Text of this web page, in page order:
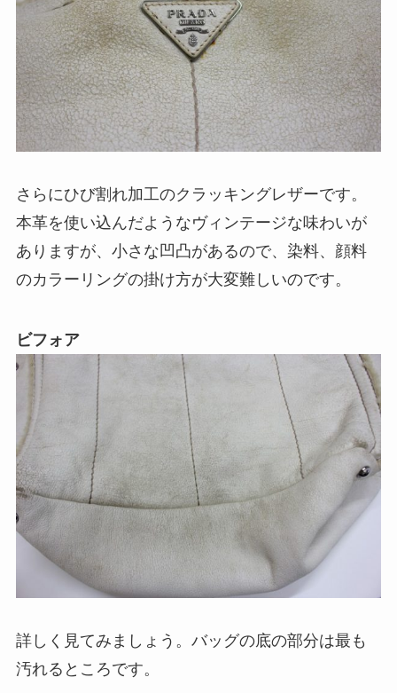
さらにひび割れ加工のクラッキングレザーです。
本革を使い込んだようなヴィンテージな味わいが
ありますが、小さな凹凸があるので、染料、顔料
のカラーリングの掛け方が大変難しいのです。
ビフォア
詳しく見てみましょう。バッグの底の部分は最も
汚れるところです。